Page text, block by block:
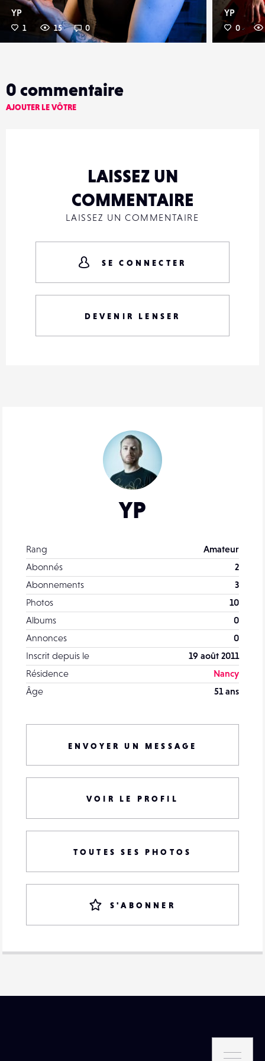
YP
1 15 0
YP
0
YP
Rang
Amateur
Abonnés
2
Abonnements
3
Photos
10
Albums
0
Annonces
0
Inscrit depuis le
19 août 2011
Résidence
Nancy
Âge
51 ans
ENVOYER UN MESSAGE
VOIR LE PROFIL
TOUTES SES PHOTOS
S'ABONNER
0 commentaire
AJOUTER LE VÔTRE
LAISSEZ UN
COMMENTAIRE
LAISSEZ UN COMMENTAIRE
SE CONNECTER
DEVENIR LENSER